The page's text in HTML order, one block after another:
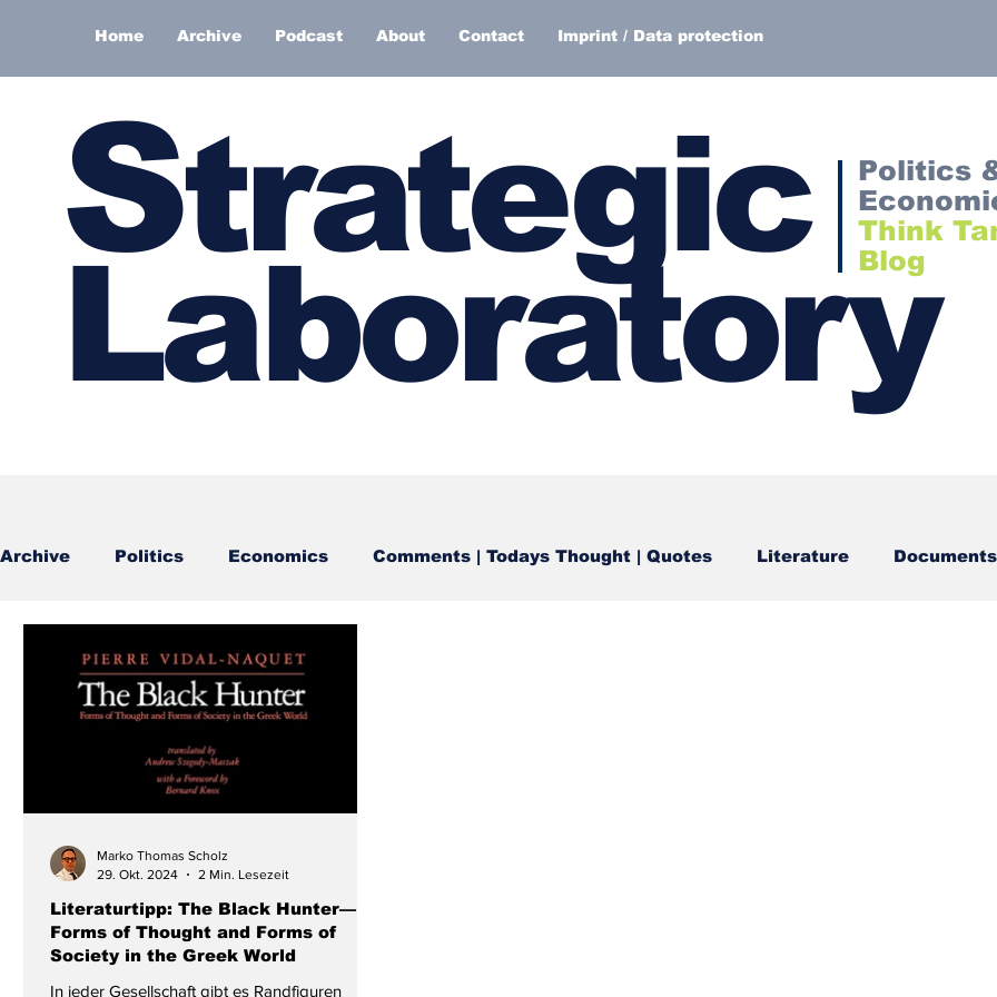
Home Archive Podcast About Contact Imprint / Data protection
Strategic
Laboratory
Politics
Think
Blog
Archive Politics Economics Comments | Todays Thought | Quotes Literature Documents
Literaturtipp: The Black Hunter—
Forms of Thought and Forms of
Society in the Greek World
In jeder Gesellschaft gibt es Randfiguren
Marko Thomas Scholz
29. Okt. 2024
2 Min. Lesezeit